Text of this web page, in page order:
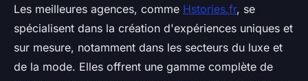
Les meilleures agences, comme Hstories.fr, se
spécialisent dans la création d'expériences uniques et
sur mesure, notamment dans les secteurs du luxe et
de la mode. Elles offrent une gamme complète de